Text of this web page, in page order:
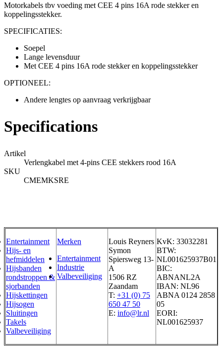
Motorkabels tbv voeding met CEE 4 pins 16A rode stekker en
koppelingsstekker.
SPECIFICATIES:
Soepel
Lange levensduur
Met CEE 4 pins 16A rode stekker en koppelingsstekker
OPTIONEEL:
Andere lengtes op aanvraag verkrijgbaar
Specifications
Artikel
Verlengkabel met 4-pins CEE stekkers rood 16A
SKU
CMEMKSRE
Entertainment
Hijs- en
hefmiddelen
Hijsbanden
rondstroppen &
sjorbanden
Hijskettingen
Hijsogen
Sluitingen
Takels
Valbeveiliging
Merken
Entertainment
Industrie
Valbeveiliging
Louis Reyners
Symon
Spiersweg 13-
A
1506 RZ
Zaandam
T: +31 (0) 75
650 47 50
E: info@lr.nl
KvK: 33032281
BTW:
NL001625937B01
BIC:
ABNANL2A
IBAN: NL96
ABNA 0124 2858
05
EORI:
NL001625937